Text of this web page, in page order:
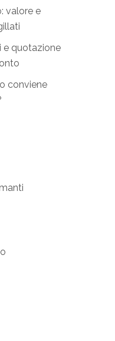
valore e
e quotazione
conviene